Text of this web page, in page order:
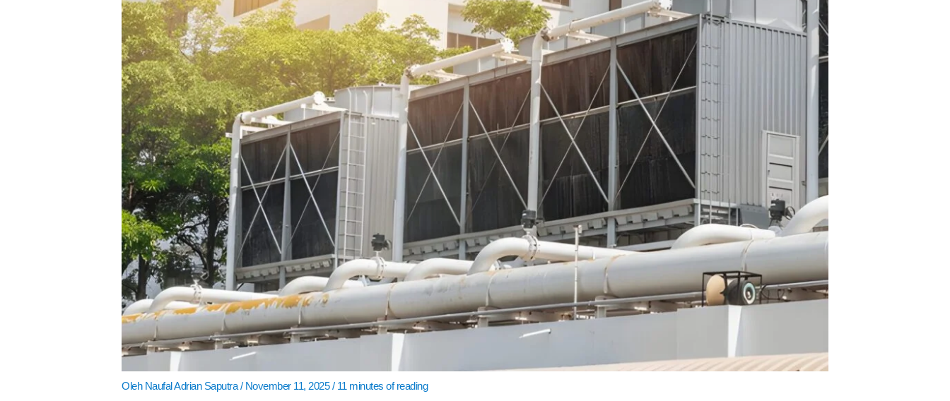
Oleh Naufal Adrian Saputra/ November 11, 2025/ 11 minutes of reading